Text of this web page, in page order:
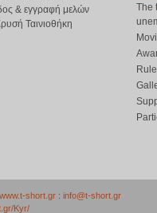
& εγγραφή μελών
Ταινιοθήκη
The
www.t-short.gr : info@t-short.gr
Kyr/